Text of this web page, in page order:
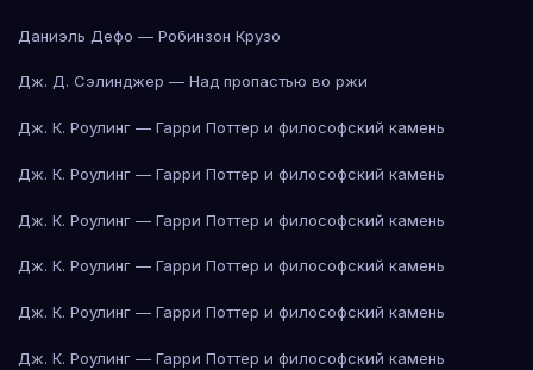
Даниэль Дефо — Робинзон Крузо
Дж. Д. Сэлинджер — Над пропастью во ржи
Дж. К. Роулинг — Гарри Поттер и философский камень
Дж. К. Роулинг — Гарри Поттер и философский камень
Дж. К. Роулинг — Гарри Поттер и философский камень
Дж. К. Роулинг — Гарри Поттер и философский камень
Дж. К. Роулинг — Гарри Поттер и философский камень
Дж. К. Роулинг — Гарри Поттер и философский камень